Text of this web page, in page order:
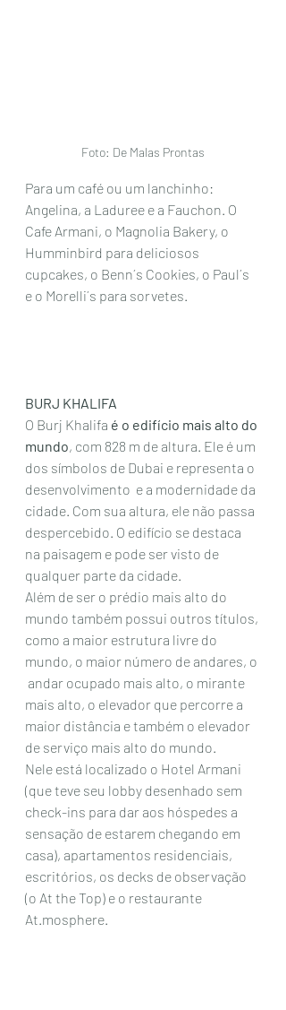
Foto: De Malas Prontas
Para um café ou um lanchinho:
Angelina, a Laduree e a Fauchon. O
Cafe Armani, o Magnolia Bakery, o
Humminbird para deliciosos
cupcakes, o Benn´s Cookies, o Paul´s
e o Morelli´s para sorvetes.
BURJ KHALIFA
O Burj Khalifa é o edifício mais alto do
mundo, com 828 m de altura. Ele é um
dos símbolos de Dubai e representa o
desenvolvimento  e a modernidade da
cidade. Com sua altura, ele não passa
despercebido. O edifício se destaca
na paisagem e pode ser visto de
qualquer parte da cidade.
Além de ser o prédio mais alto do
mundo também possui outros títulos,
como a maior estrutura livre do
mundo, o maior número de andares, o
andar ocupado mais alto, o mirante
mais alto, o elevador que percorre a
maior distância e também o elevador
de serviço mais alto do mundo.
Nele está localizado o Hotel Armani
(que teve seu lobby desenhado sem
check-ins para dar aos hóspedes a
sensação de estarem chegando em
casa), apartamentos residenciais,
escritórios, os decks de observação
(o At the Top) e o restaurante
At.mosphere.